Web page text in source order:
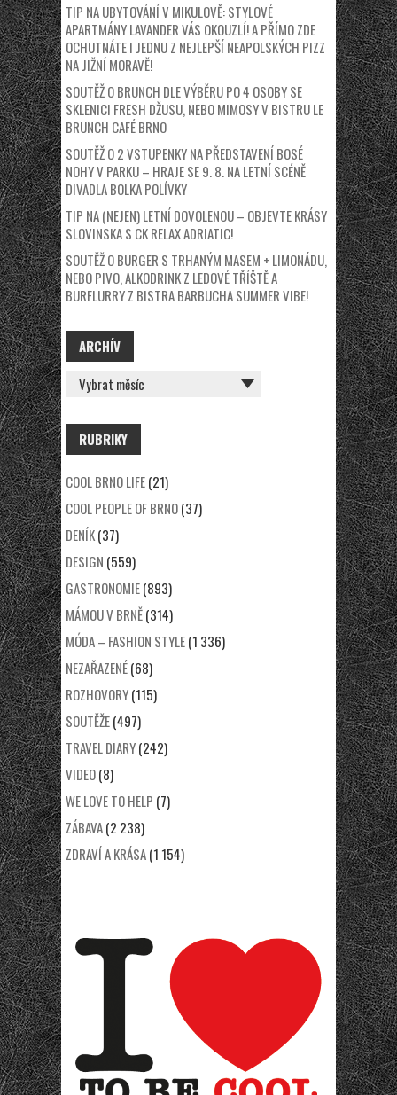
TIP NA UBYTOVÁNÍ V MIKULOVĚ: STYLOVÉ
APARTMÁNY LAVANDER VÁS OKOUZLÍ! A PŘÍMO ZDE
OCHUTNÁTE I JEDNU Z NEJLEPŠÍ NEAPOLSKÝCH PIZZ
NA JIŽNÍ MORAVĚ!
SOUTĚŽ O BRUNCH DLE VÝBĚRU PO 4 OSOBY SE
SKLENICI FRESH DŽUSU, NEBO MIMOSY V BISTRU LE
BRUNCH CAFÉ BRNO
SOUTĚŽ O 2 VSTUPENKY NA PŘEDSTAVENÍ BOSÉ
NOHY V PARKU – HRAJE SE 9. 8. NA LETNÍ SCÉNĚ
DIVADLA BOLKA POLÍVKY
TIP NA (NEJEN) LETNÍ DOVOLENOU – OBJEVTE KRÁSY
SLOVINSKA S CK RELAX ADRIATIC!
SOUTĚŽ O BURGER S TRHANÝM MASEM + LIMONÁDU,
NEBO PIVO, ALKODRINK Z LEDOVÉ TŘÍŠTĚ A
BURFLURRY Z BISTRA BARBUCHA SUMMER VIBE!
ARCHÍV
ARCHÍV
RUBRIKY
COOL BRNO LIFE(21)
COOL PEOPLE OF BRNO(37)
DENÍK(37)
DESIGN (559)
GASTRONOMIE(893)
MÁMOU V BRNĚ(314)
MÓDA – FASHION STYLE(1 336)
NEZAŘAZENÉ(68)
ROZHOVORY(115)
SOUTĚŽE(497)
TRAVEL DIARY(242)
VIDEO(8)
WE LOVE TO HELP (7)
ZÁBAVA(2 238)
ZDRAVÍ A KRÁSA(1 154)